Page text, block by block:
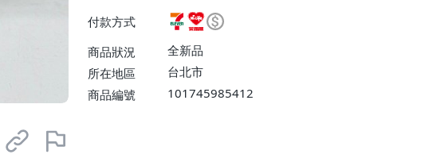
ELEVEN取貨不付款【免運費】、萊爾富取貨付款
或消費滿$1298免運費】、宅配/貨運【單件運費
$1598免運費】
付款方式
商品狀況
全新品
所在地區
台北市
商品編號
101745985412